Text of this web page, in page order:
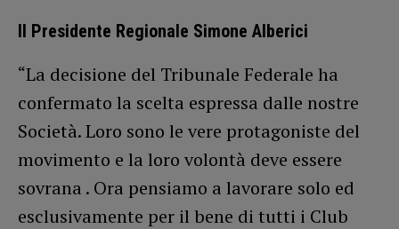
Il Presidente Regionale Simone Alberici
“La decisione del Tribunale Federale ha
confermato la scelta espressa dalle nostre
Società. Loro sono le vere protagoniste del
movimento e la loro volontà deve essere
sovrana . Ora pensiamo a lavorare solo ed
esclusivamente per il bene di tutti i Club